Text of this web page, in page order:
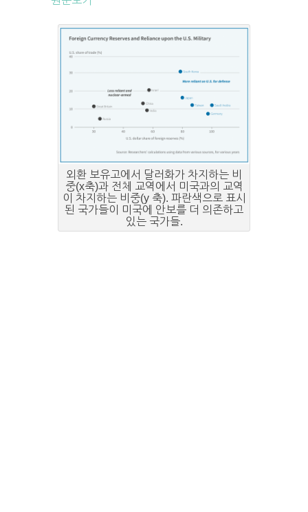
외환 보유고에서 달러화가 차지하는 비
중(x축)과 전체 교역에서 미국과의 교역
이 차지하는 비중(y 축). 파란색으로 표시
된 국가들이 미국에 안보를 더 의존하고
있는 국가들.